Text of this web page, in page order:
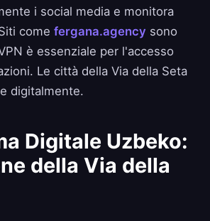
i social media e monitora
come fergana.agency sono
è essenziale per l'accesso
Le città della Via della Seta
digitalmente.
Digitale Uzbeko:
della Via della